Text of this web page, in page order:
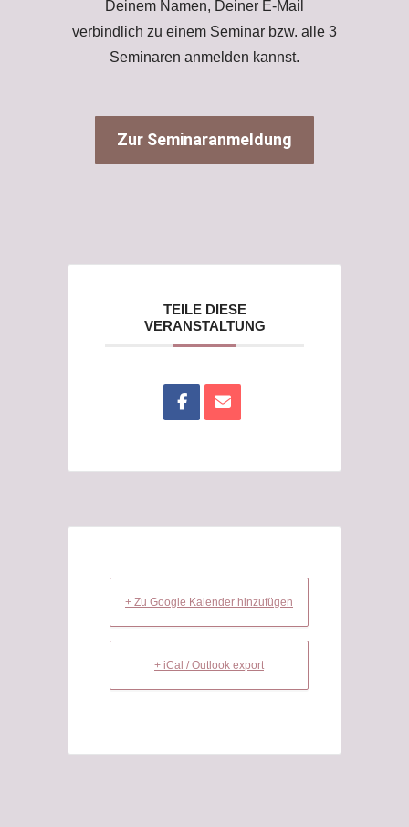
Deinem Namen, Deiner E-Mail
verbindlich zu einem Seminar bzw. alle 3
Seminaren anmelden kannst.
Zur Seminaranmeldung
TEILE DIESE
VERANSTALTUNG
+ Zu Google Kalender hinzufügen
+ iCal / Outlook export